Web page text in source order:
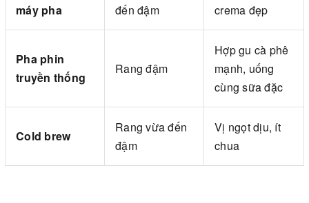
máy pha
đến đậm
crema đẹp
Pha phin
truyền thống
Rang đậm
Hợp gu cà phê
mạnh, uống
cùng sữa đặc
Cold brew
Rang vừa đến
đậm
Vị ngọt dịu, ít
chua